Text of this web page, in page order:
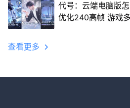
代号：云端电脑版
优化240高帧 游戏
查看更多